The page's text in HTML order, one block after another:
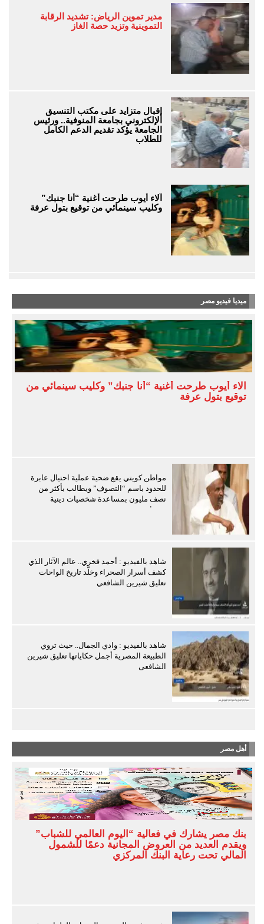
مدير تموين الرياض: تشديد الرقابة
التموينية وتزيد حصة الغاز
إقبال متزايد على مكتب التنسيق
الإلكتروني بجامعة المنوفية.. ورئيس
الجامعة يؤكد تقديم الدعم الكامل
للطلاب
آلاء أيوب طرحت أغنية “أنا جنبك”
وكليب سينمائي من توقيع بتول عرفة
ميديا فيديو مصر
آلاء أيوب طرحت أغنية “أنا جنبك” وكليب سينمائي من
توقيع بتول عرفة
مواطن كويتي يقع ضحية عملية احتيال عابرة
للحدود باسم “التصوف” ويطالب بأكثر من
نصف مليون بمساعدة شخصيات دينية
سودانية
شاهد بالفيديو : أحمد فخري.. عالم الآثار الذي
كشف أسرار الصحراء وخلّد تاريخ الواحات
تعليق شيرين الشافعي
شاهد بالفيديو : وادي الجمال.. حيث تروي
الطبيعة المصرية أجمل حكاياتها تعليق شيرين
الشافعى
أهل مصر
بنك مصر يشارك في فعالية “اليوم العالمي للشباب”
ويقدم العديد من العروض المجانية دعمًا للشمول
المالي تحت رعاية البنك المركزي